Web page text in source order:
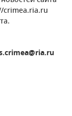
crimea.ria.ru